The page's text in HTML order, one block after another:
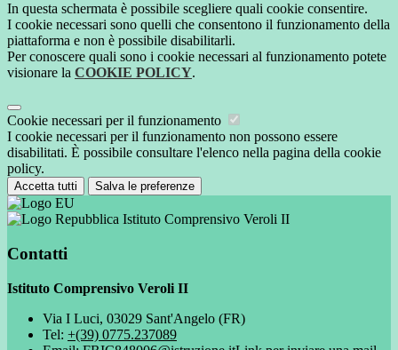
In questa schermata è possibile scegliere quali cookie consentire.
I cookie necessari sono quelli che consentono il funzionamento della
piattaforma e non è possibile disabilitarli.
Per conoscere quali sono i cookie necessari al funzionamento potete
visionare la COOKIE POLICY.
Cookie necessari per il funzionamento
I cookie necessari per il funzionamento non possono essere
disabilitati. È possibile consultare l'elenco nella pagina della cookie
policy.
Accetta tutti Salva le preferenze
Istituto Comprensivo Veroli II
Contatti
Istituto Comprensivo Veroli II
Via I Luci, 03029 Sant'Angelo (FR)
Tel: +(39) 0775.237089